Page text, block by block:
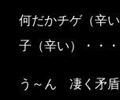
何だかチゲ（辛
子（辛い）・・・
う～ん 凄く矛盾